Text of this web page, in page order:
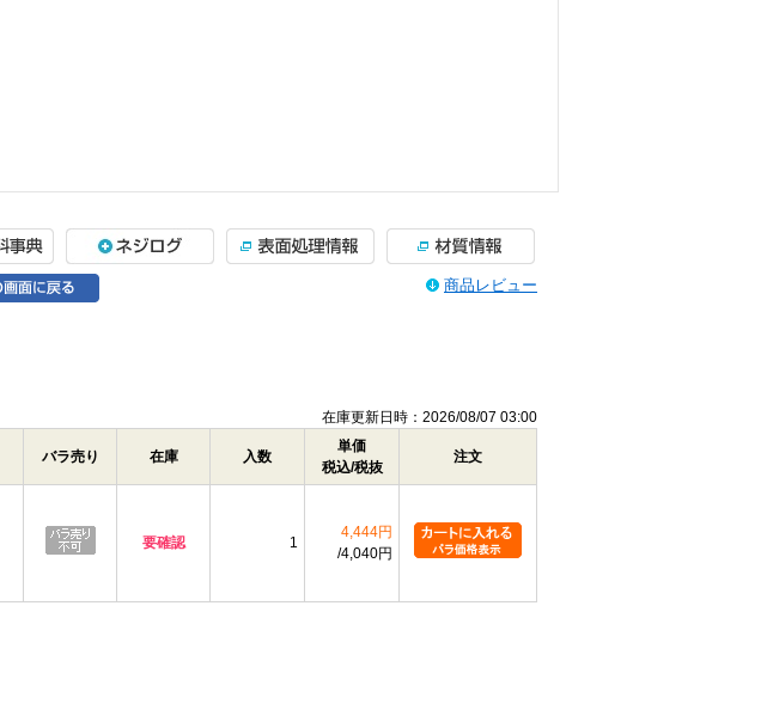
商品レビュー
在庫更新日時：2026/08/07 03:00
バラ売り 在庫 入数
単価
税込/税抜
注文
要確認 1
4,444円
4,040円